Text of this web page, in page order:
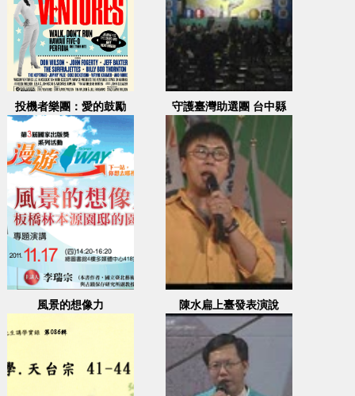
投機者樂團：愛的鼓勵
守護臺灣助選團 台中縣
簡肇棟-2007.12.09 地
點：臺中信泰平氏樹孝路
32-1號巷口
風景的想像力 陳水扁上臺發表演說